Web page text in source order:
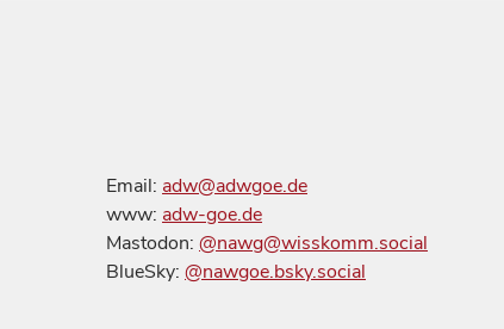
Email: adw@adwgoe.de
www: adw-goe.de
Mastodon: @nawg@wisskomm.social
BlueSky: @nawgoe.bsky.social